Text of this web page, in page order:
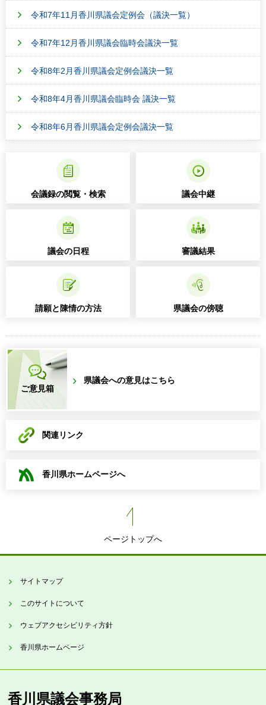
令和7年11月香川県議会定例会（議決一覧）
令和7年12月香川県議会臨時会議決一覧
令和8年2月香川県議会定例会議決一覧
令和8年4月香川県議会臨時会 議決一覧
令和8年6月香川県議会定例会議決一覧
会議録の閲覧・検索 議会中継
議会の日程 審議結果
請願と陳情の方法 県議会の傍聴
ご意見箱
県議会への意見はこちら
関連リンク
香川県ホームページへ
ページトップへ
サイトマップ
このサイトについて
ウェブアクセシビリティ方針
香川県ホームページ
香川県議会事務局